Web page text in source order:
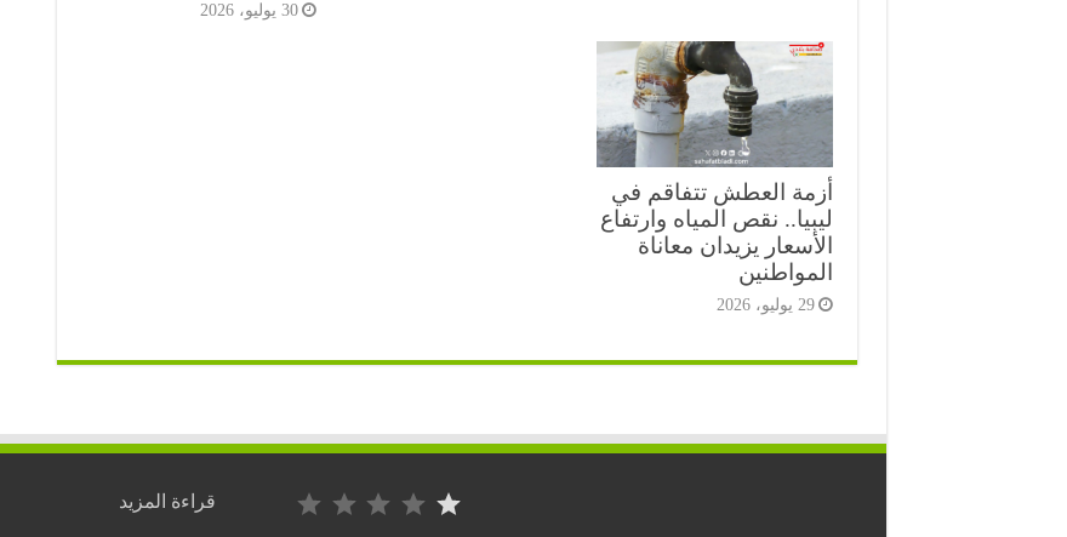
30 يوليو، 2026
أزمة العطش تتفاقم في
ليبيا.. نقص المياه وارتفاع
الأسعار يزيدان معاناة
المواطنين
29 يوليو، 2026
قراءة المزيد